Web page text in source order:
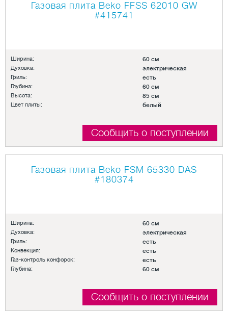
Газовая плита Beko FFSS 62010 GW
#415741
Ширина: 60 см
Духовка: электрическая
Гриль: есть
Глубина: 60 см
Высота: 85 см
Цвет плиты: белый
Сообщить о поступлении
Газовая плита Beko FSM 65330 DAS
#180374
Ширина: 60 см
Духовка: электрическая
Гриль: есть
Конвекция: есть
Газ-контроль конфорок: есть
Глубина: 60 см
Сообщить о поступлении